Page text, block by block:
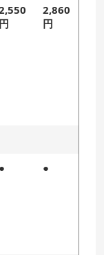
円
2,860
円
● ●